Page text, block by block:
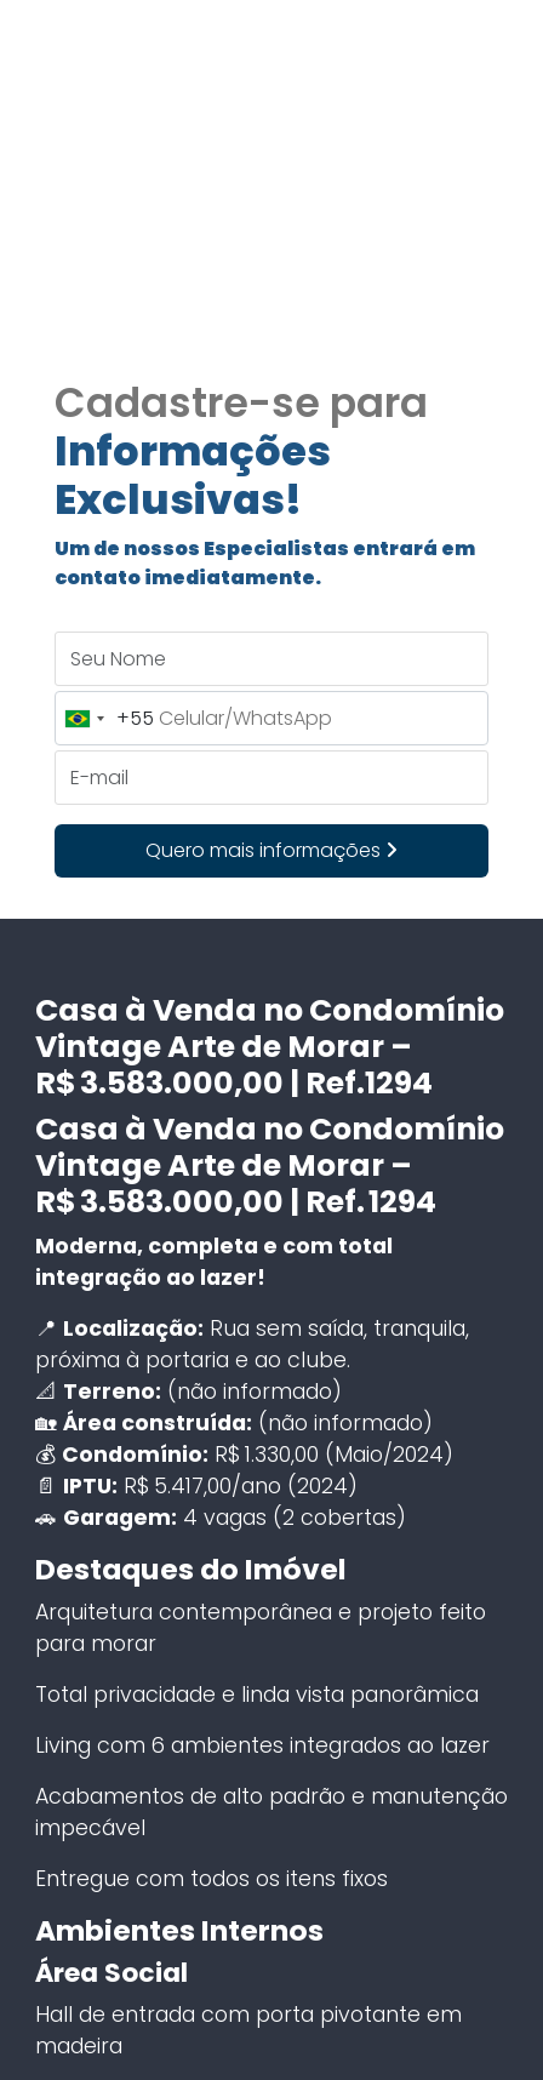
Cadastre-se para
Informações
Exclusivas!
Um de nossos Especialistas entrará em
contato imediatamente.
Brazil
+55
+55
Quero mais informações
Casa à Venda no Condomínio
Vintage Arte de Morar –
R$ 3.583.000,00 | Ref.1294
Casa à Venda no Condomínio
Vintage Arte de Morar –
R$ 3.583.000,00 | Ref. 1294
Moderna, completa e com total
integração ao lazer!
📍 Localização: Rua sem saída, tranquila,
próxima à portaria e ao clube.
📐 Terreno: (não informado)
🏡 Área construída: (não informado)
💰 Condomínio: R$ 1.330,00 (Maio/2024)
📄 IPTU: R$ 5.417,00/ano (2024)
🚗 Garagem: 4 vagas (2 cobertas)
Destaques do Imóvel
Arquitetura contemporânea e projeto feito
para morar
Total privacidade e linda vista panorâmica
Living com 6 ambientes integrados ao lazer
Acabamentos de alto padrão e manutenção
impecável
Entregue com todos os itens fixos
Ambientes Internos
Área Social
Hall de entrada com porta pivotante em
madeira